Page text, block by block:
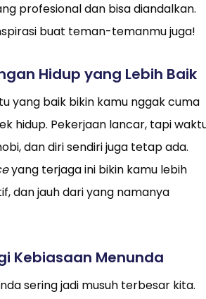
profesional dan bisa diandalkan.
buat teman-temanmu juga!
Hidup yang Lebih Baik
yang baik bikin kamu nggak cuma
hidup. Pekerjaan lancar, tapi
dan diri sendiri juga tetap ada.
yang terjaga ini bikin kamu lebih
dan jauh dari yang namanya
Kebiasaan Menunda
sering jadi musuh terbesar kita.